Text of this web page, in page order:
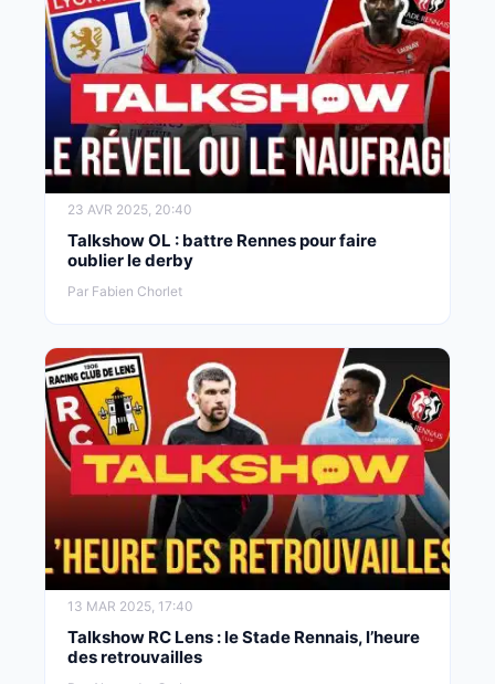
23 AVR 2025, 20:40
Talkshow OL : battre Rennes pour faire
oublier le derby
Par Fabien Chorlet
13 MAR 2025, 17:40
Talkshow RC Lens : le Stade Rennais, l’heure
des retrouvailles